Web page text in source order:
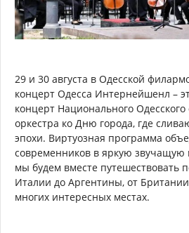
29 и 30 августа в Одесской
концерт Одесса Интернейшенл –
концерт Национального
оркестра ко Дню города, где
эпохи. Виртуозная программа
современников в яркую звучащую
мы будем вместе путешествовать
Италии до Аргентины, от
многих интересных местах.